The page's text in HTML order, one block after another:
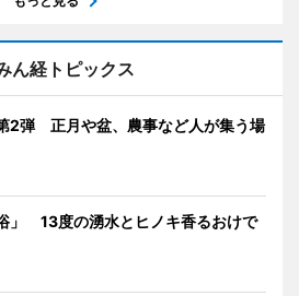
ん経トピックス
2弾 正月や盆、農事など人が集う場
」 13度の湧水とヒノキ香るおけで